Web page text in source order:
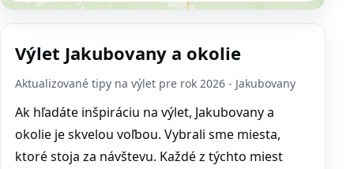
Výlet Jakubovany a okolie
Aktualizované tipy na výlet pre rok 2026 - Jakubovany
Ak hľadáte inšpiráciu na výlet, Jakubovany a
okolie je skvelou voľbou. Vybrali sme miesta,
ktoré stoja za návštevu. Každé z týchto miest